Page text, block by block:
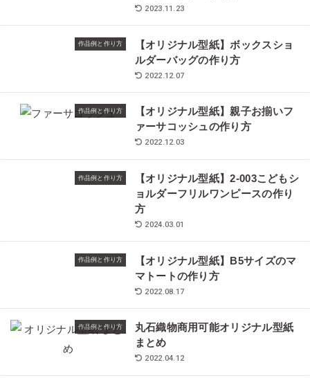
2023.11.23
作品例と作り方
【オリジナル型紙】ボックスショ
ルダーバッグの作り方
2022.12.07
作品例と作り方
【オリジナル型紙】親子お揃いフ
ァーサコッシュの作り方
2022.12.03
作品例と作り方
【オリジナル型紙】2-003こどもシ
ョルダーフリルワンピースの作り
方
2024.03.01
作品例と作り方
【オリジナル型紙】B5サイズのマ
マトートの作り方
2022.08.17
作品例と作り方
丸石織物商用可能オリジナル型紙
まとめ
2022.04.12